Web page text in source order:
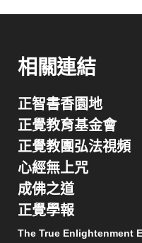
相關連結
正智書香園地
正覺教育基金會
正覺教團弘法視頻
心經無上咒
成佛之道
正覺學報
The True Enlightenment